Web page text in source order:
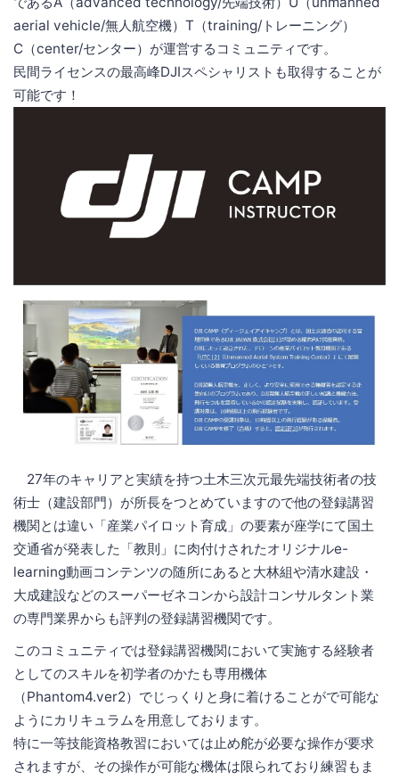
aerial vehicle/無人航空機）T（training/トレーニング）
C（center/センター）が運営するコミュニティです。
民間ライセンスの最高峰DJIスペシャリストも取得することが
可能です！
27年のキャリアと実績を持つ土木三次元最先端技術者の技
術士（建設部門）が所長をつとめていますので他の登録講習
機関とは違い「産業パイロット育成」の要素が座学にて国土
交通省が発表した「教則」に肉付けされたオリジナルe-
learning動画コンテンツの随所にあると大林組や清水建設・
大成建設などのスーパーゼネコンから設計コンサルタント業
の専門業界からも評判の登録講習機関です。
このコミュニティでは登録講習機関において実施する経験者
としてのスキルを初学者のかたも専用機体
（Phantom4.ver2）でじっくりと身に着けることがで可能な
ようにカリキュラムを用意しております。
特に一等技能資格教習においては止め舵が必要な操作が要求
されますが、その操作が可能な機体は限られており練習もま